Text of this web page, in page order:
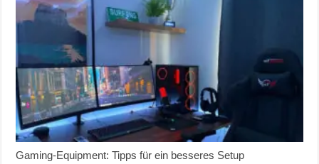
Gaming-Equipment: Tipps für ein besseres Setup